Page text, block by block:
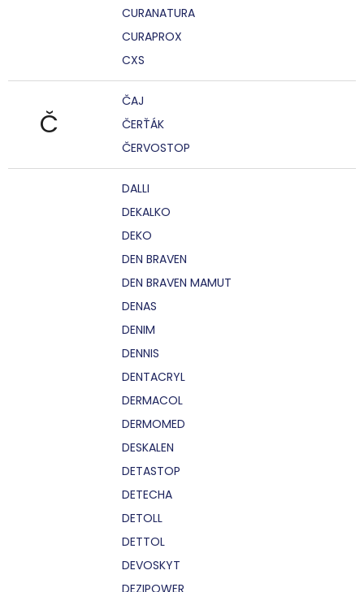
CURANATURA
CURAPROX
CXS
Č
ČAJ
ČERŤÁK
ČERVOSTOP
DALLI
DEKALKO
DEKO
DEN BRAVEN
DEN BRAVEN MAMUT
DENAS
DENIM
DENNIS
DENTACRYL
DERMACOL
DERMOMED
DESKALEN
DETASTOP
DETECHA
DETOLL
DETTOL
DEVOSKYT